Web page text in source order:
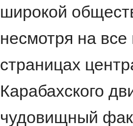
широкой
несмотря на
страницах
Карабахского
чудовищный